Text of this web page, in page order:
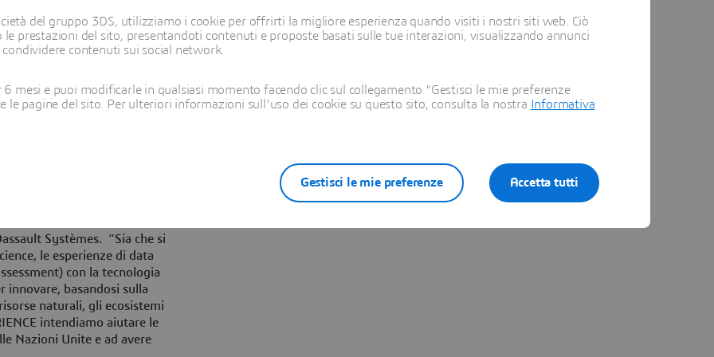
ha annunciato il
soluzione di valutazione del
l'impatto ambientale dei
contribuire a guidare
3DEXPERIENCE
del valore, la soluzione
virtuale, nello sviluppo
e nella logistica.
la trasformazione del
materie prime all'utilizzo,
Executive Vice
Systèmes. “Sia che si
le esperienze di data
con la tecnologia
basandosi sulla
naturali, gli ecosistemi
intendiamo aiutare le
Nazioni Unite e ad avere
del gruppo 3DS, utilizziamo i cookie per offrirti la migliore esperienza quando visiti i nostri siti web. Ciò
prestazioni del sito, presentandoti contenuti e proposte basati sulle tue interazioni, visualizzando annunci
contenuti sui social network.
6 mesi e puoi modificarle in qualsiasi momento facendo clic sul collegamento "Gestisci le mie preferenze
le pagine del sito. Per ulteriori informazioni sull'uso dei cookie su questo sito, consulta la nostra
Informativa
Accetta tutti
Gestisci le mie preferenze